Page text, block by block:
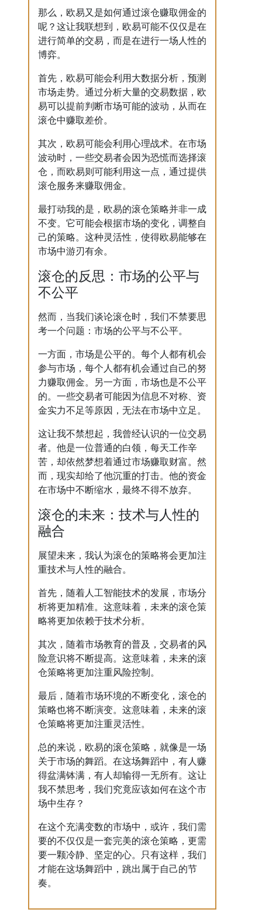
那么，欧易又是如何通过滚仓赚取佣金的
呢？这让我联想到，欧易可能不仅仅是在
进行简单的交易，而是在进行一场人性的
博弈。
首先，欧易可能会利用大数据分析，预测
市场走势。通过分析大量的交易数据，欧
易可以提前判断市场可能的波动，从而在
滚仓中赚取差价。
其次，欧易可能会利用心理战术。在市场
波动时，一些交易者会因为恐慌而选择滚
仓，而欧易则可能利用这一点，通过提供
滚仓服务来赚取佣金。
最打动我的是，欧易的滚仓策略并非一成
不变。它可能会根据市场的变化，调整自
己的策略。这种灵活性，使得欧易能够在
市场中游刃有余。
滚仓的反思：市场的公平与
不公平
然而，当我们谈论滚仓时，我们不禁要思
考一个问题：市场的公平与不公平。
一方面，市场是公平的。每个人都有机会
参与市场，每个人都有机会通过自己的努
力赚取佣金。另一方面，市场也是不公平
的。一些交易者可能因为信息不对称、资
金实力不足等原因，无法在市场中立足。
这让我不禁想起，我曾经认识的一位交易
者。他是一位普通的白领，每天工作辛
苦，却依然梦想着通过市场赚取财富。然
而，现实却给了他沉重的打击。他的资金
在市场中不断缩水，最终不得不放弃。
滚仓的未来：技术与人性的
融合
展望未来，我认为滚仓的策略将会更加注
重技术与人性的融合。
首先，随着人工智能技术的发展，市场分
析将更加精准。这意味着，未来的滚仓策
略将更加依赖于技术分析。
其次，随着市场教育的普及，交易者的风
险意识将不断提高。这意味着，未来的滚
仓策略将更加注重风险控制。
最后，随着市场环境的不断变化，滚仓的
策略也将不断演变。这意味着，未来的滚
仓策略将更加注重灵活性。
总的来说，欧易的滚仓策略，就像是一场
关于市场的舞蹈。在这场舞蹈中，有人赚
得盆满钵满，有人却输得一无所有。这让
我不禁思考，我们究竟应该如何在这个市
场中生存？
在这个充满变数的市场中，或许，我们需
要的不仅仅是一套完美的滚仓策略，更需
要一颗冷静、坚定的心。只有这样，我们
才能在这场舞蹈中，跳出属于自己的节
奏。